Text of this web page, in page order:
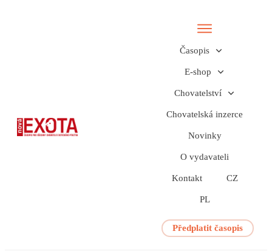
Časopis
E-shop
Chovatelství
Chovatelská inzerce
Novinky
O vydavateli
Kontakt CZ
PL
Předplatit časopis